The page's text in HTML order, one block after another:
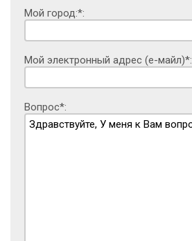
Мой город:*:
Мой электронный адрес (е-майл)*:
Вопрос*: